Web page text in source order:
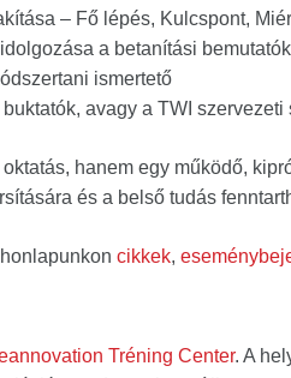
– Fő lépés, Kulcspont,
a betanítási bemutatók
ismertető
avagy a TWI
hanem egy működő,
és a belső tudás
cikkek,
Tréning Center. A